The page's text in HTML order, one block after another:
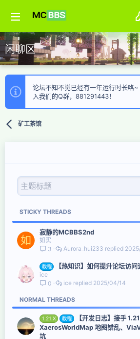
闲聊区
论坛不知不觉已经有一年运行时长咯
入我们的Q群，881291443！
矿工茶馆
STICKY THREADS
如
寂静的MCBBS2nd
如实
3
Aurora_hui233
教程 【热知识】如何提升论坛访问
ice
0
2025/04/14
ice
NORMAL THREADS
1.21.X 教程
【开发日志】接手
XaerosWorldMap 地图错乱、
坑